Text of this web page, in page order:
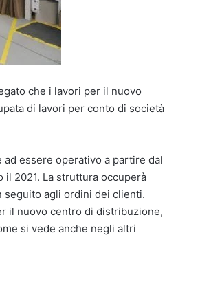
che i lavori per il nuovo
di lavori per conto di società
ad essere operativo a partire dal
il 2021. La struttura occuperà
seguito agli ordini dei clienti.
il nuovo centro di distribuzione,
si vede anche negli altri